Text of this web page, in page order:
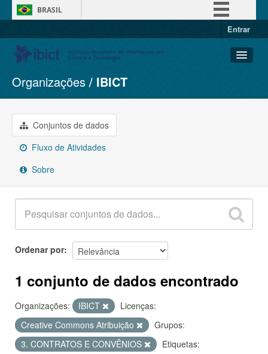
BRASIL
Entrar
Conjuntos de dados
Organizações
Grupos
Sobre
Organizações IBICT
Conjuntos de dados
Fluxo de Atividades
Sobre
Ordenar por
1 conjunto de dados encontrado
Organizações: IBICT
Licenças:
Creative Commons Atribuição
Grupos:
3. CONTRATOS E CONVÊNIOS
Etiquetas: